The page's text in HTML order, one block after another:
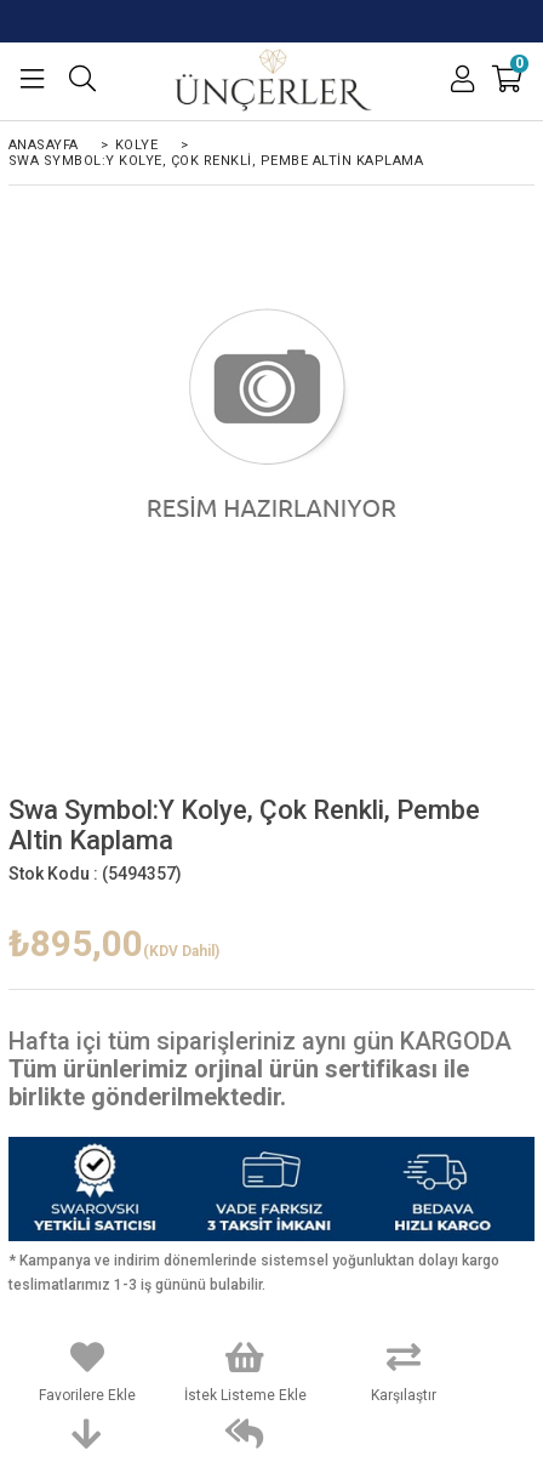
0
ANASAYFA > KOLYE
>
SWA SYMBOL:Y KOLYE, ÇOK RENKLI, PEMBE ALTIN KAPLAMA
Swa Symbol:Y Kolye, Çok Renkli, Pembe
Altin Kaplama
Stok Kodu : (5494357)
₺895,00 (KDV Dahil)
Hafta içi tüm siparişleriniz aynı gün KARGODA
Tüm ürünlerimiz orjinal ürün sertifikası ile
birlikte gönderilmektedir.
* Kampanya ve indirim dönemlerinde sistemsel yoğunluktan dolayı kargo
teslimatlarımız 1-3 iş gününü bulabilir.
Favorilere Ekle İstek Listeme Ekle Karşılaştır